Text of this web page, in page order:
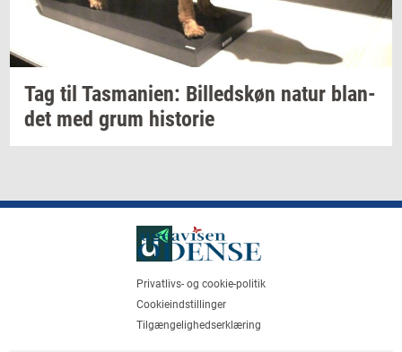
Tag til Tas­ma­ni­en: Bil­leds­køn natur blan­
det med grum hi­sto­rie
Privatlivs- og cookie-politik
Cookieindstillinger
Tilgængelighedserklæring